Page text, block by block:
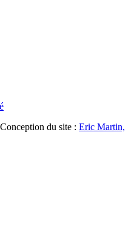
du site : Eric Martin,